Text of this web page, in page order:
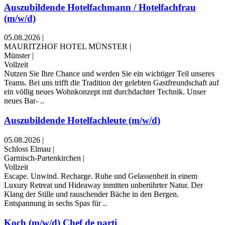
Auszubildende Hotelfachmann / Hotelfachfrau
(m/w/d)
05.08.2026 |
MAURITZHOF HOTEL MÜNSTER |
Münster |
Vollzeit
Nutzen Sie Ihre Chance und werden Sie ein wichtiger Teil unseres
Teams. Bei uns trifft die Tradition der gelebten Gastfreundschaft auf
ein völlig neues Wohnkonzept mit durchdachter Technik. Unser
neues Bar- ..
Auszubildende Hotelfachleute (m/w/d)
05.08.2026 |
Schloss Elmau |
Garmisch-Partenkirchen |
Vollzeit
Escape. Unwind. Recharge. Ruhe und Gelassenheit in einem
Luxury Retreat und Hideaway inmitten unberührter Natur. Der
Klang der Stille und rauschender Bäche in den Bergen.
Entspannung in sechs Spas für ..
Koch (m/w/d) Chef de parti